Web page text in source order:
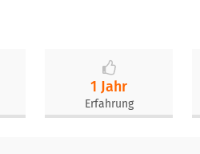
1 Jahr
Erfahrung